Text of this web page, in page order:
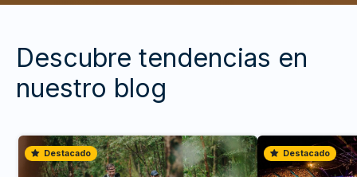
Descubre tendencias en
nuestro blog
Destacado Destacado